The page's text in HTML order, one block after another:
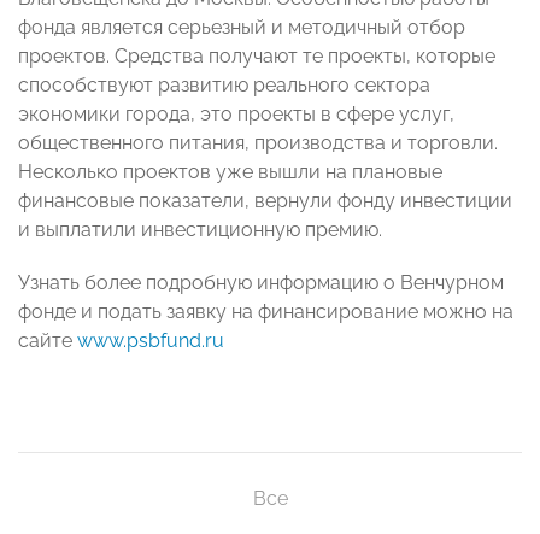
фонда является серьезный и методичный отбор
проектов. Средства получают те проекты, которые
способствуют развитию реального сектора
экономики города, это проекты в сфере услуг,
общественного питания, производства и торговли.
Несколько проектов уже вышли на плановые
финансовые показатели, вернули фонду инвестиции
и выплатили инвестиционную премию.
Узнать более подробную информацию о Венчурном
фонде и подать заявку на финансирование можно на
сайте www.psbfund.ru
Все